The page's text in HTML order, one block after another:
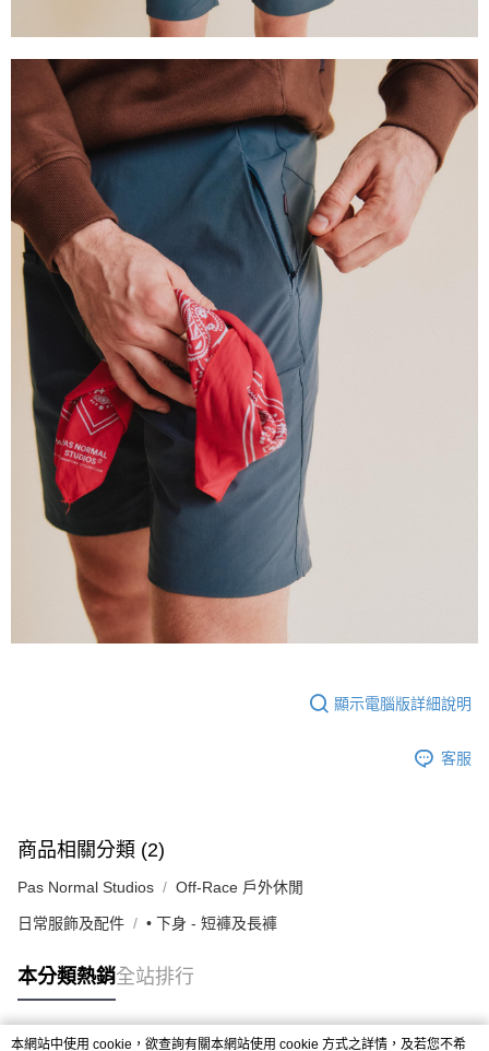
顯示電腦版詳細說明
客服
商品相關分類 (2)
Pas Normal Studios Off-Race 戶外休閒
日常服飾及配件 • 下身 - 短褲及長褲
本分類熱銷全站排行
本網站中使用 cookie，欲查詢有關本網站使用 cookie 方式之詳情，及若您不希